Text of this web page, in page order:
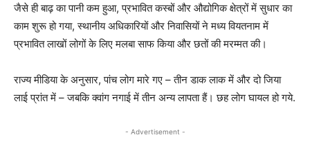
जैसे ही बाढ़ का पानी कम हुआ, प्रभावित कस्बों और औद्योगिक क्षेत्रों में सुधार का
काम शुरू हो गया, स्थानीय अधिकारियों और निवासियों ने मध्य वियतनाम में
प्रभावित लाखों लोगों के लिए मलबा साफ किया और छतों की मरम्मत की।
राज्य मीडिया के अनुसार, पांच लोग मारे गए – तीन डाक लाक में और दो जिया
लाई प्रांत में – जबकि क्वांग नगाई में तीन अन्य लापता हैं। छह लोग घायल हो गये.
- Advertisement -